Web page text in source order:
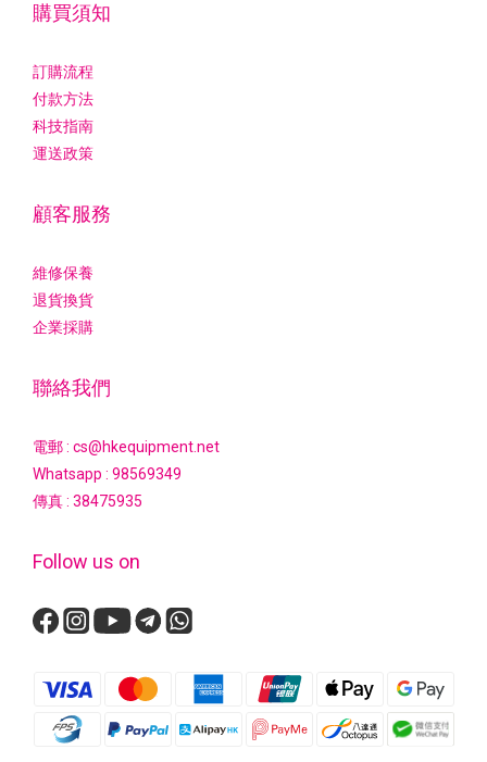
購買須知
訂購流程
付款方法
科技指南
運送政策
顧客服務
維修保養
退貨換貨
企業採購
聯絡我們
電郵 : cs@hkequipment.net
Whatsapp : 98569349
傳真 : 38475935
Follow us on